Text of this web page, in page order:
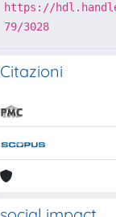
https://
79/3028
Citazioni